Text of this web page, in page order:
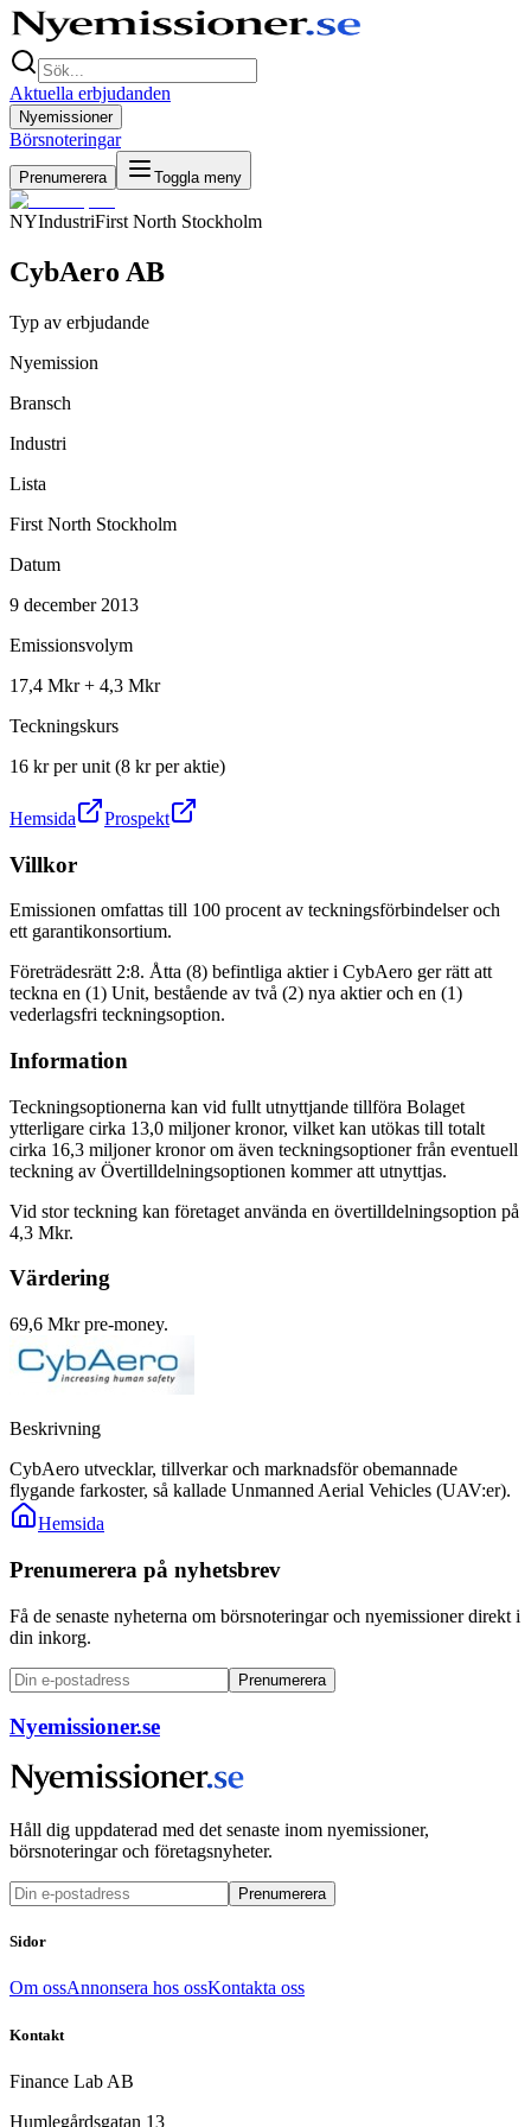
Aktuella erbjudanden
Nyemissioner
Börsnoteringar
Prenumerera Toggla meny
NYIndustriFirst North Stockholm
CybAero AB
Typ av erbjudande
Nyemission
Bransch
Industri
Lista
First North Stockholm
Datum
9 december 2013
Emissionsvolym
17,4 Mkr + 4,3 Mkr
Teckningskurs
16 kr per unit (8 kr per aktie)
Hemsida Prospekt
Villkor
Emissionen omfattas till 100 procent av teckningsförbindelser och
ett garantikonsortium.
Företrädesrätt 2:8. Åtta (8) befintliga aktier i CybAero ger rätt att
teckna en (1) Unit, bestående av två (2) nya aktier och en (1)
vederlagsfri teckningsoption.
Information
Teckningsoptionerna kan vid fullt utnyttjande tillföra Bolaget
ytterligare cirka 13,0 miljoner kronor, vilket kan utökas till totalt
cirka 16,3 miljoner kronor om även teckningsoptioner från eventuell
teckning av Övertilldelningsoptionen kommer att utnyttjas.
Vid stor teckning kan företaget använda en övertilldelningsoption på
4,3 Mkr.
Värdering
69,6 Mkr pre-money.
Beskrivning
CybAero utvecklar, tillverkar och marknadsför obemannade
flygande farkoster, så kallade Unmanned Aerial Vehicles (UAV:er).
Hemsida
Prenumerera på nyhetsbrev
Få de senaste nyheterna om börsnoteringar och nyemissioner direkt i
din inkorg.
Prenumerera
Nyemissioner.se
Håll dig uppdaterad med det senaste inom nyemissioner,
börsnoteringar och företagsnyheter.
Prenumerera
Sidor
Om ossAnnonsera hos ossKontakta oss
Kontakt
Finance Lab AB
Humlegårdsgatan 13